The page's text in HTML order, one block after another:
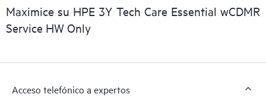
digital personalizada y mejorada que ofrece datos procesables
sobre los productos, casos de servicio y contratos de soporte
de HPE cubiertos por el servicio HPE Tech Care. Los clientes
distintos productos instalados en sus entornos y cómo
permiten a los clientes realizar determinadas actividades sin
Maximice su HPE 3Y Tech Care Essential wCDMR
Service HW Only
Acceso telefónico a expertos